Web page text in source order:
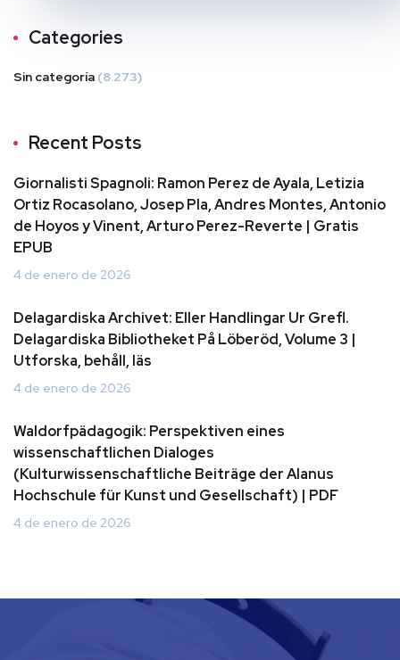
Categories
Sin categoría (8.273)
Recent Posts
Giornalisti Spagnoli: Ramon Perez de Ayala, Letizia
Ortiz Rocasolano, Josep Pla, Andres Montes, Antonio
de Hoyos y Vinent, Arturo Perez-Reverte | Gratis
EPUB
4 de enero de 2026
Delagardiska Archivet: Eller Handlingar Ur Grefl.
Delagardiska Bibliotheket På Löberöd, Volume 3 |
Utforska, behåll, läs
4 de enero de 2026
Waldorfpädagogik: Perspektiven eines
wissenschaftlichen Dialoges
(Kulturwissenschaftliche Beiträge der Alanus
Hochschule für Kunst und Gesellschaft) | PDF
4 de enero de 2026